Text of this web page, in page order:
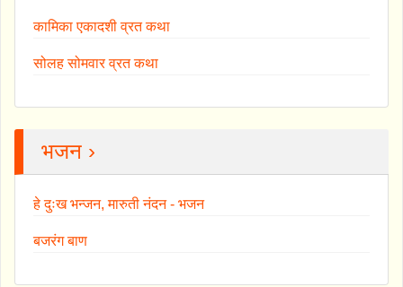
कामिका एकादशी व्रत कथा
सोलह सोमवार व्रत कथा
भजन ›
हे दुःख भन्जन, मारुती नंदन - भजन
बजरंग बाण